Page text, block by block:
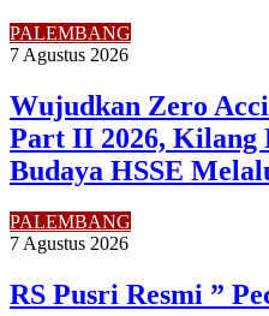
PALEMBANG
7 Agustus 2026
Wujudkan Zero
Part II 2026, Kilang
Budaya HSSE
PALEMBANG
7 Agustus 2026
RS Pusri Resmi ”